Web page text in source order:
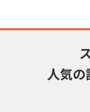
人気の